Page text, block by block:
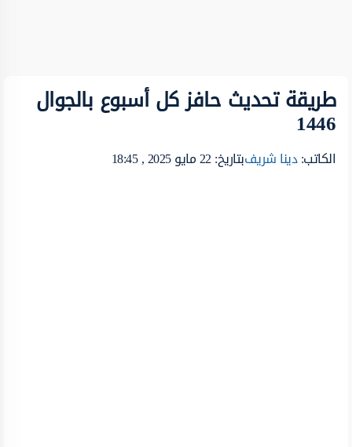
طريقة تحديث حافز كل أسبوع بالجوال
1446
الكاتب:دينا شريفبتاريخ: 22 مايو 2025 , 18:45